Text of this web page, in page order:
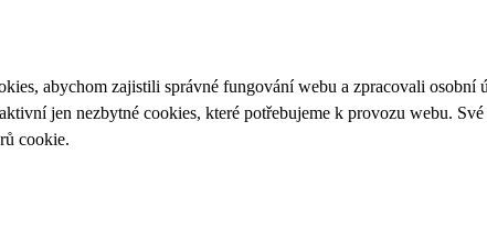
abychom zajistili správné fungování webu a zpracovali
jen nezbytné cookies, které potřebujeme k provozu webu.
cookie.